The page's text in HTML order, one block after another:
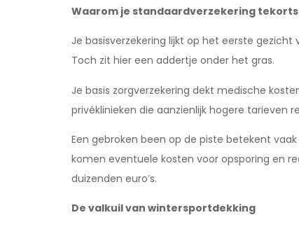
Waarom je standaardverzekering
Je basisverzekering lijkt op het eerste
Toch zit hier een addertje onder het gras.
Je basis zorgverzekering dekt medische
privéklinieken die aanzienlijk hogere tarieven
Een gebroken been op de piste betekent
komen eventuele kosten voor opsporing en
duizenden euro’s.
De valkuil van wintersportdekking